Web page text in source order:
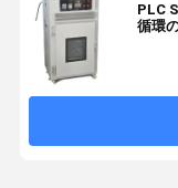
PLC
循環